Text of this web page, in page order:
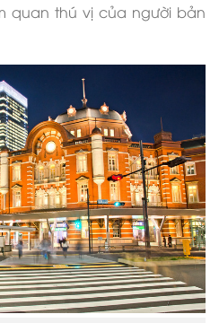
quan thú vị của người bản